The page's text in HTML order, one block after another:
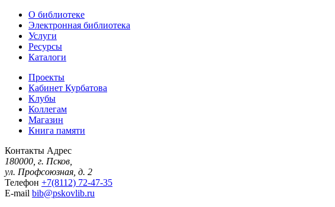
О библиотеке
Электронная библиотека
Услуги
Ресурсы
Каталоги
Проекты
Кабинет Курбатова
Клубы
Коллегам
Магазин
Книга памяти
Контакты Адрес
180000, г. Псков,
ул. Профсоюзная, д. 2
Телефон +7(8112) 72-47-35
E-mail bib@pskovlib.ru